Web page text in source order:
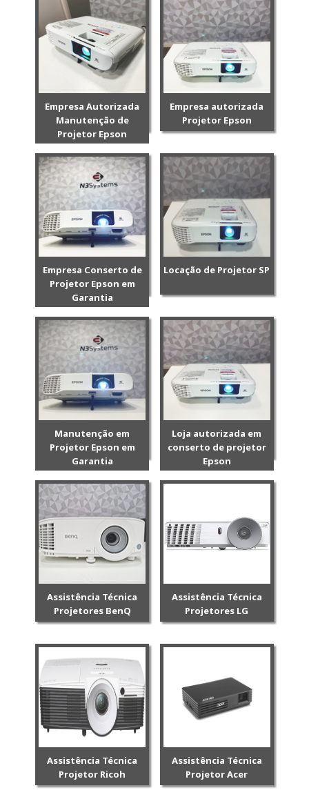
Empresa Autorizada
Manutenção de
Projetor Epson
Empresa autorizada
Projetor Epson
Empresa Conserto de
Projetor Epson em
Garantia
Locação de Projetor SP
Manutenção em
Projetor Epson em
Garantia
Loja autorizada em
conserto de projetor
Epson
Assistência Técnica
Projetores BenQ
Assistência Técnica
Projetores LG
Assistência Técnica
Projetor Ricoh
Assistência Técnica
Projetor Acer